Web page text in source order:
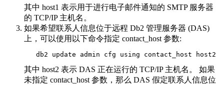
其中 host1 表示用于进行电子邮件通知的 SMTP 服务器
的 TCP/IP 主机名。
如果希望联系人信息位于远程 Db2 管理服务器 (DAS)
上，可以使用以下命令指定 contact_host 参数:
   db2 update admin cfg using contact_host host2
其中 host2 表示 DAS 正在运行的 TCP/IP 主机名。 如果
未指定 contact_host 参数，那么 DAS 假定联系人信息位